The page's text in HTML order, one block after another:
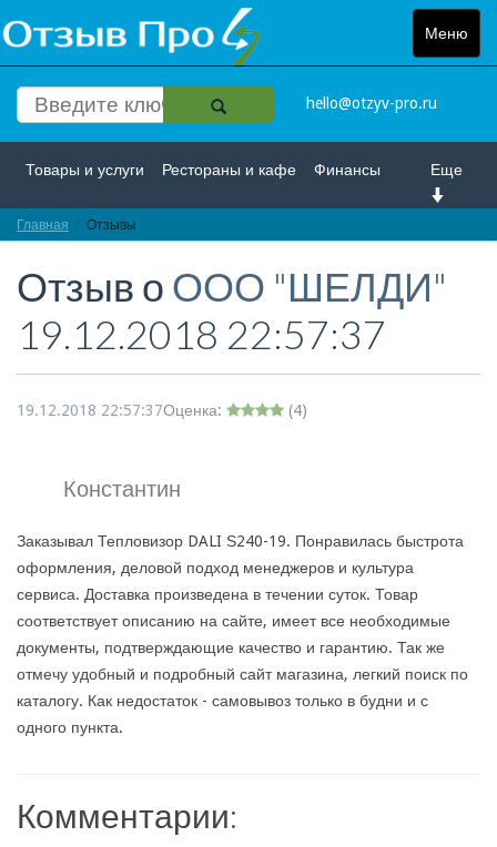
Меню
Toggle
hello@otzyv-pro.ru
Еще
Товары и услуги Рестораны и кафе Финансы
Красота и здоровье
Интернет Путешествие и отдых Транспорт
Недвижимость Работа Гос. учреждения
Главная Отзывы
Отзыв о ООО "ШЕЛДИ"
19.12.2018 22:57:37
19.12.2018 22:57:37Оценка: (4)
Константин
Заказывал Тепловизор DALI Ѕ240-19. Понравилась быстрота
оформления, деловой подход менеджеров и культура
сервиса. Доставка произведена в течении суток. Товар
соответствует описанию на сайте, имеет все необходимые
документы, подтверждающие качество и гарантию. Так же
отмечу удобный и подробный сайт магазина, легкий поиск по
каталогу. Как недостаток - самовывоз только в будни и с
одного пункта.
Комментарии: